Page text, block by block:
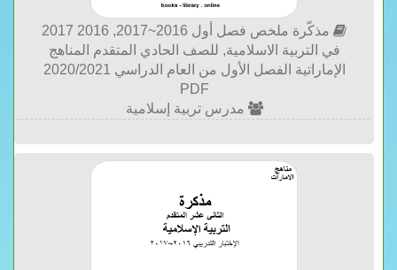
مذكّرة ملخص فصل أول 2016~2017, 2016 2017
في التربية الاسلامية, للصف الحادي المتقدم المناهج
الإماراتية الفصل الأول من العام الدراسي 2020/2021
PDF
مدرس تربية إسلامية